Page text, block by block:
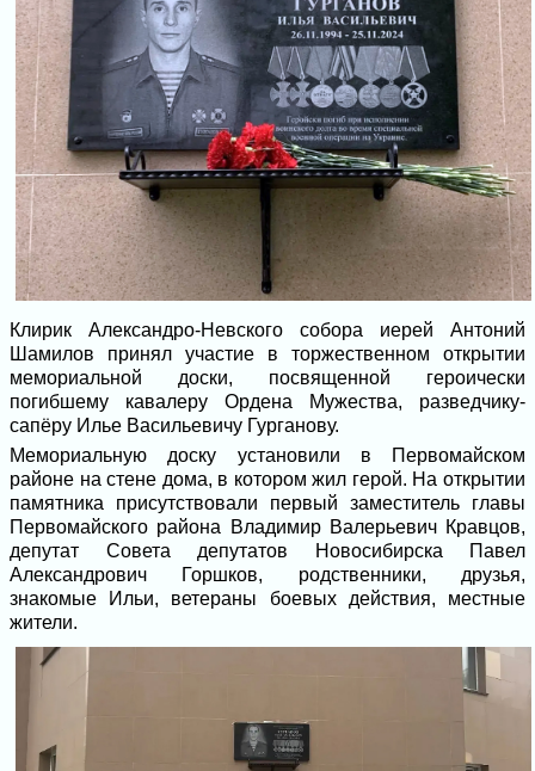
Клирик Александро-Невского собора иерей Антоний
Шамилов принял участие в торжественном открытии
мемориальной доски, посвященной героически
погибшему кавалеру Ордена Мужества, разведчику-
сапёру Илье Васильевичу Гурганову.
Мемориальную доску установили в Первомайском
районе на стене дома, в котором жил герой. На открытии
памятника присутствовали первый заместитель главы
Первомайского района Владимир Валерьевич Кравцов,
депутат Совета депутатов Новосибирска Павел
Александрович Горшков, родственники, друзья,
знакомые Ильи, ветераны боевых действия, местные
жители.